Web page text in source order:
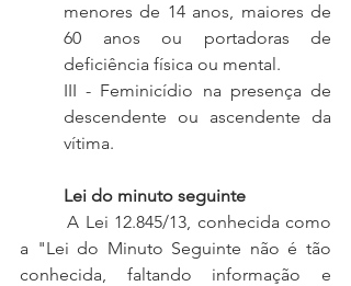
menores de 14 anos, maiores de
60 anos ou portadoras de
deficiência física ou mental.
III - Feminicídio na presença de
descendente ou ascendente da
vítima.
Lei do minuto seguinte
a "Lei do Minuto Seguinte não é tão
conhecida, faltando informação e